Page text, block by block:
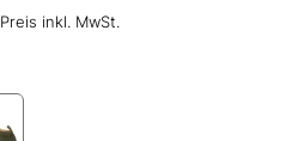
Preis inkl. MwSt.